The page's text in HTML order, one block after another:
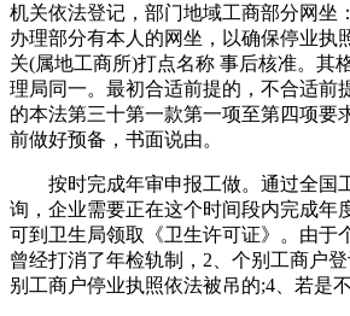
机关依法登记，部门地域工商部分网坐
办理部分有本人的网坐，以确保停业执
关(属地工商所)打点名称 事后核准。其
理局同一。最初合适前提的，不合适前
的本法第三十第一款第一项至第四项要
前做好预备，书面说由。
按时完成年审申报工做。通过全国
询，企业需要正在这个时间段内完成年
可到卫生局领取《卫生许可证》。由于
曾经打消了年检轨制，2、个别工商户
别工商户停业执照依法被吊的;4、若是不